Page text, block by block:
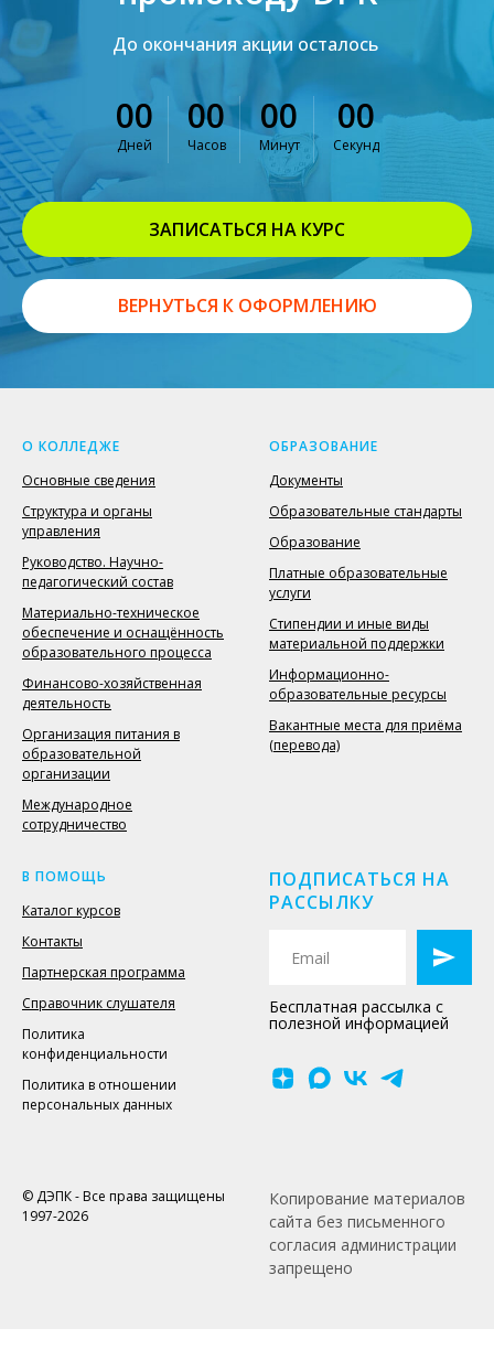
До окончания акции осталось
00
Дней
00
Часов
00
Минут
00
Секунд
ЗАПИСАТЬСЯ НА КУРС
ВЕРНУТЬСЯ К ОФОРМЛЕНИЮ
О КОЛЛЕДЖЕ
Основные сведения
Структура и органы
управления
Руководство. Научно-
педагогический состав
Материально-техническое
обеспечение и оснащённость
образовательного процесса
Финансово-хозяйственная
деятельность
Организация питания в
образовательной
организации
Международное
сотрудничество
ОБРАЗОВАНИЕ
Документы
Образовательные стандарты
Образование
Платные образовательные
услуги
Стипендии и иные виды
материальной поддержки
Информационно-
образовательные ресурсы
Вакантные места для приёма
(перевода)
В ПОМОЩЬ
Каталог курсов
Контакты
Партнерская программа
Справочник слушателя
Политика
конфиденциальности
Политика в отношении
персональных данных
ПОДПИСАТЬСЯ НА
РАССЫЛКУ
Бесплатная рассылка с
полезной информацией
© ДЭПК - Все права защищены
1997-2026
Копирование материалов
сайта без письменного
согласия администрации
запрещено